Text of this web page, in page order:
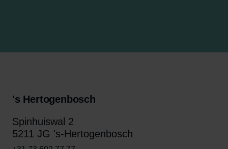
's Hertogenbosch
Spinhuiswal 2
5211 JG 's-Hertogenbosch